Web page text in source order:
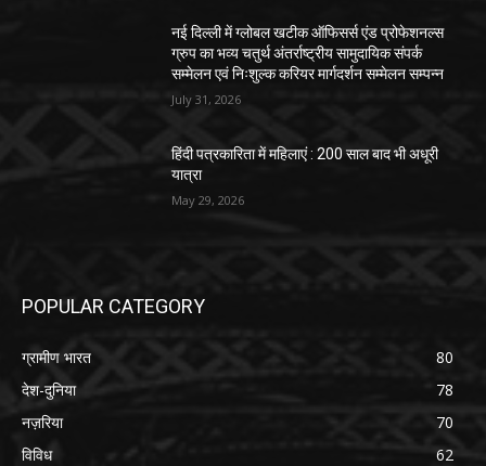
नई दिल्ली में ग्लोबल खटीक ऑफिसर्स एंड प्रोफेशनल्स
ग्रुप का भव्य चतुर्थ अंतर्राष्ट्रीय सामुदायिक संपर्क
सम्मेलन एवं निःशुल्क करियर मार्गदर्शन सम्मेलन सम्पन्न
July 31, 2026
हिंदी पत्रकारिता में महिलाएं : 200 साल बाद भी अधूरी
यात्रा
May 29, 2026
POPULAR CATEGORY
ग्रामीण भारत
80
देश-दुनिया
78
नज़रिया
70
विविध
62